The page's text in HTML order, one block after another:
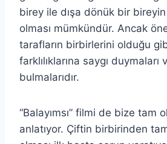
birey ile dışa dönük bir
olması mümkündür. Ancak
tarafların birbirlerini olduğu
farklılıklarına saygı
bulmalarıdır.
“Balayımsı” filmi de bize tam
anlatıyor. Çiftin birbirinden